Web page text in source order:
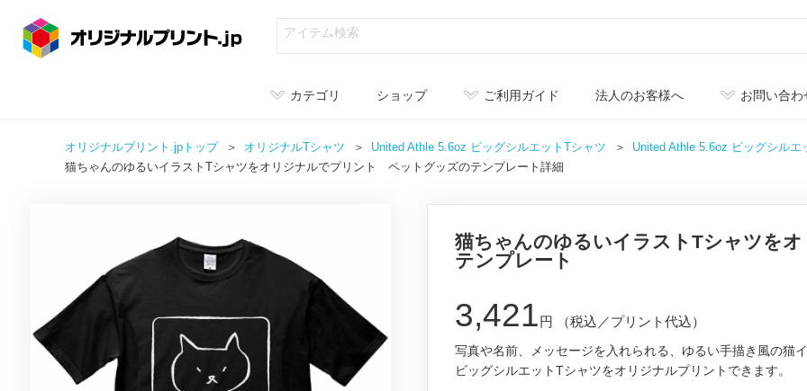
カテゴリ ショップ ご利用ガイド 法人のお客様へ お問い合わ
オリジナルプリント.jpトップ オリジナル Tシャツ United Athle 5.6oz ビッグシルエットTシャツ
United Athle 5.6oz ビッグシルエ
猫ちゃんのゆるいイラストTシャツをオリジナルでプリント ペットグッズのテンプレート詳細
猫ちゃんのゆるいイラストTシャツを
テンプレート
3,421円 （税込／プリント代込）
写真や名前、メッセージを入れられる、ゆるい手描き風の猫
ビッグシルエットTシャツをオリジナルプリントできます。